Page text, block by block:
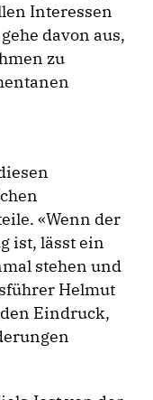
Interessen
davon aus,
zu
«Wenn der
ist, lässt ein
stehen und
Helmut
Eindruck,